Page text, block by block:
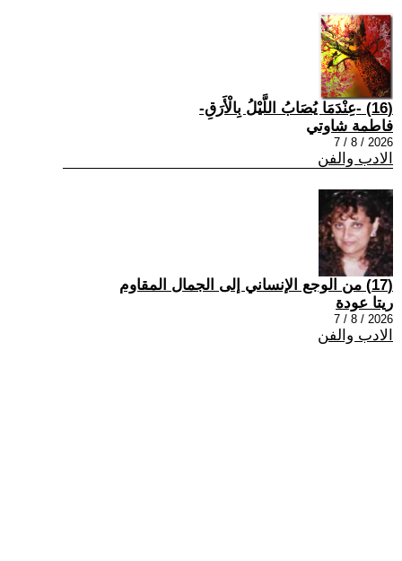
(16) -عِنْدَمَا يُصَابُ اللَّيْلُ بِالْأَرَقِ-
فاطمة شاوتي
2026 / 8 / 7
الادب والفن
(17) من الوجع الإنساني إلى الجمال المقاوم
ريتا عودة
2026 / 8 / 7
الادب والفن